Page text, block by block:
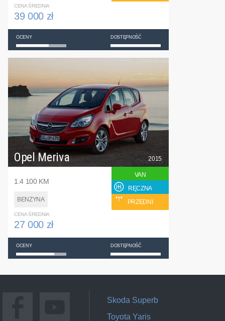
CENA ŚREDNIA
39 000 zł
OCENY DOSTĘPNOŚĆ
Opel Meriva
1.4 100 KM
BENZYNA
2015
VAN
RĘCZNA
PRZEDNI
CENA ŚREDNIA
27 000 zł
OCENY DOSTĘPNOŚĆ
Skoda Superb
Toyota Yaris